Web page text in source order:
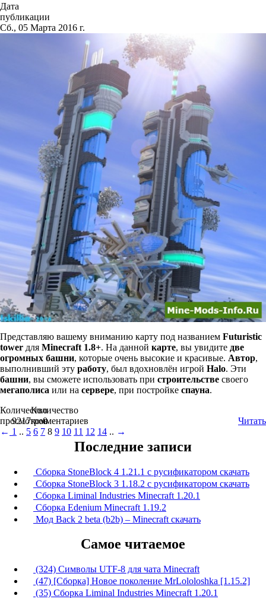
Дата
публикации
Сб., 05 Марта 2016 г.
Представляю вашему вниманию карту под названием Futuristic
tower для Minecraft 1.8+. На данной карте, вы увидите две
огромных башни, которые очень высокие и красивые. Автор,
выполнивший эту работу, был вдохновлён игрой Halo. Эти
башни, вы сможете использовать при строительстве своего
мегаполиса или на сервере, при постройке спауна.
Количество
просмотров
9217
Количество
комментариев
0
Читать
← 1 .. 5 6 7 8 9 10 11 12 14 .. →
Последние записи
Сборка StoneBlock 4 1.21.1 с русификатором скачать
Сборка StoneBlock 3 1.18.2 с русификатором скачать
Сборка Liminal Industries Minecraft 1.20.1
Сборка Edenium Minecraft 1.19.2
Мод Back 2 beta (b2b) – Minecraft скачать
Самое читаемое
(324) Символы UTF-8 для чата Minecraft
(47) [Сборка] Новое поколение MrLololoshka [1.15.2]
(35) Сборка Liminal Industries Minecraft 1.20.1